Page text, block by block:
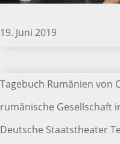
19. Juni 2019
Tagebuch Rumänien von
rumänische Gesellschaft
Deutsche Staatstheater